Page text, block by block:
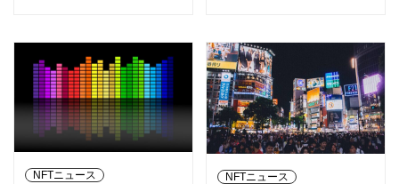
NFTニュース NFTニュース